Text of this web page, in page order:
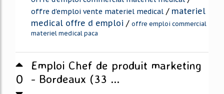
offre d'emploi vente materiel medical / materiel
medical offre d emploi / offre emploi commercial
materiel medical paca
0
Emploi Chef de produit marketing
- Bordeaux (33 ...